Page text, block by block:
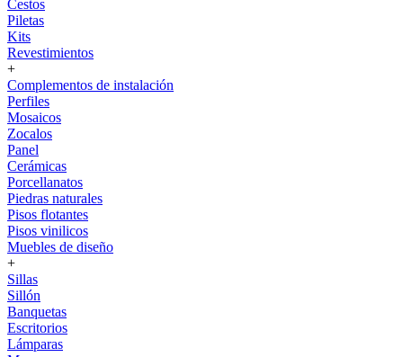
Cestos
Piletas
Kits
Revestimientos
+
Complementos de instalación
Perfiles
Mosaicos
Zocalos
Panel
Cerámicas
Porcellanatos
Piedras naturales
Pisos flotantes
Pisos vinilicos
Muebles de diseño
+
Sillas
Sillón
Banquetas
Escritorios
Lámparas